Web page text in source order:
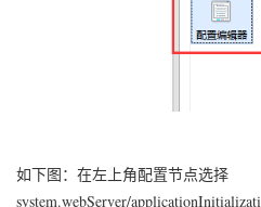
如下图：在左上角配置节点选择
system.webServer/